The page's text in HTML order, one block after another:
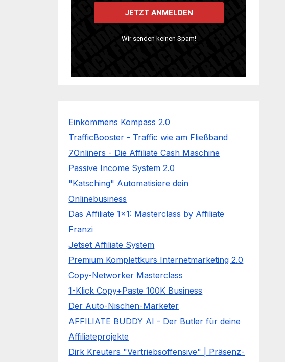
Wir senden keinen Spam!
Einkommens Kompass 2.0
TrafficBooster - Traffic wie am Fließband
7Onliners - Die Affiliate Cash Maschine
Passive Income System 2.0
"Katsching" Automatisiere dein
Onlinebusiness
Das Affiliate 1x1: Masterclass by Affiliate
Franzi
Jetset Affiliate System
Premium Komplettkurs Internetmarketing 2.0
Copy-Networker Masterclass
1-Klick Copy+Paste 100K Business
Der Auto-Nischen-Marketer
AFFILIATE BUDDY AI - Der Butler für deine
Affiliateprojekte
Dirk Kreuters "Vertriebsoffensive" | Präsenz-